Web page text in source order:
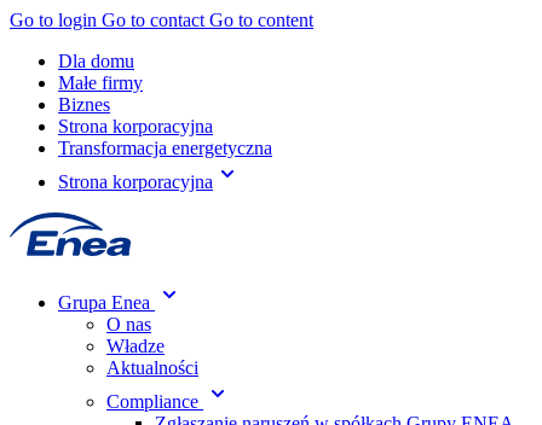
Go to login Go to contact Go to content
Dla domu
Małe firmy
Biznes
Strona korporacyjna
Transformacja energetyczna
Strona korporacyjna
Grupa Enea
O nas
Władze
Aktualności
Compliance